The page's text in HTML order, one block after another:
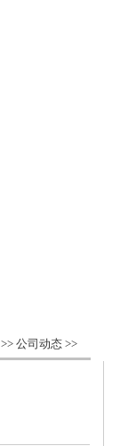
>> 公司动态 >>